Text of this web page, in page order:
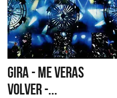
GIRA - ME VERAS
VOLVER -...